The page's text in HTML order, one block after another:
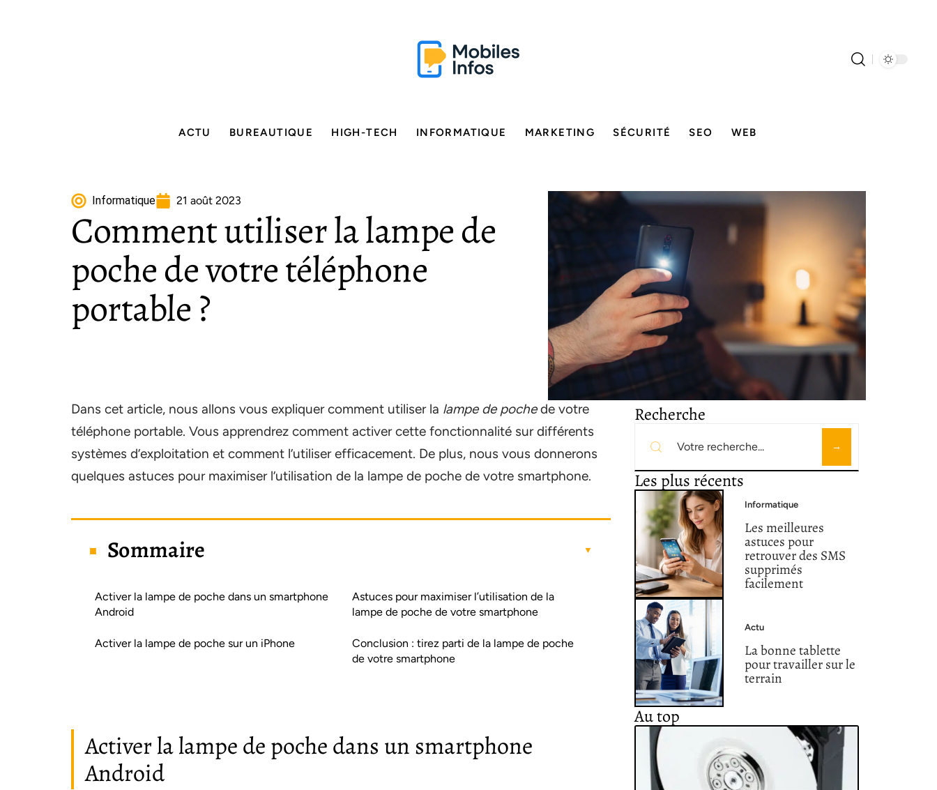
ACTU BUREAUTIQUE HIGH-TECH INFORMATIQUE MARKETING SÉCURITÉ SEO WEB
Informatique 21 août 2023
Comment utiliser la lampe de
poche de votre téléphone
portable ?
Dans cet article, nous allons vous expliquer comment utiliser la lampe de pochede votre
téléphone portable. Vous apprendrez comment activer cette fonctionnalité sur différents
systèmes d’exploitation et comment l’utiliser efficacement. De plus, nous vous donnerons
quelques astuces pour maximiser l’utilisation de la lampe de poche de votre smartphone.
Sommaire
Activer la lampe de poche dans un smartphone
Android
Activer la lampe de poche sur un iPhone
Astuces pour maximiser l’utilisation de la
lampe de poche de votre smartphone
Conclusion : tirez parti de la lampe de poche
de votre smartphone
Activer la lampe de poche dans un smartphone
Android
Recherche
Les plus récents
Informatique
Les meilleures
astuces pour
retrouver des SMS
supprimés
facilement
Actu
La bonne tablette
pour travailler sur le
terrain
Au top